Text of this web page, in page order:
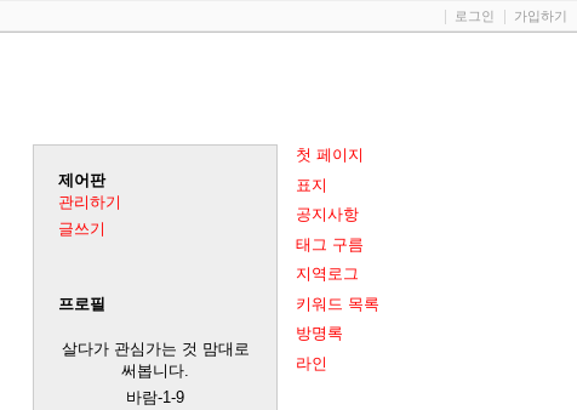
첫 페이지
표지
공지사항
태그 구름
지역로그
키워드 목록
방명록
라인
제어판
관리하기
글쓰기
프로필
살다가 관심가는 것 맘대로
써봅니다.
바람-1-9
로그인 가입하기